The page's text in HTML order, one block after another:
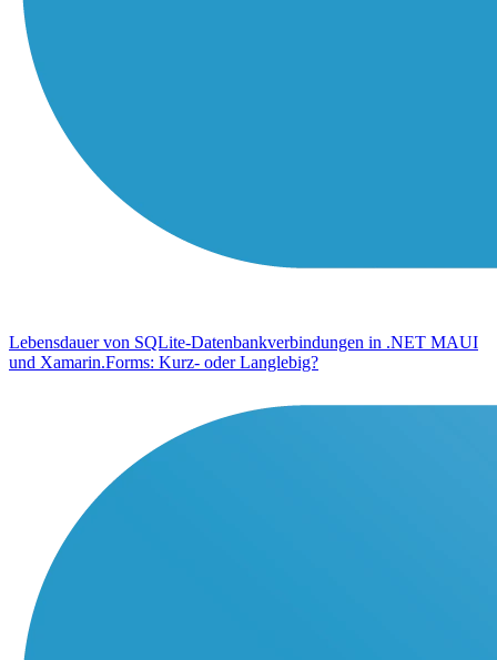
Lebensdauer von SQLite-Datenbankverbindungen in .NET MAUI
und Xamarin.Forms: Kurz- oder Langlebig?